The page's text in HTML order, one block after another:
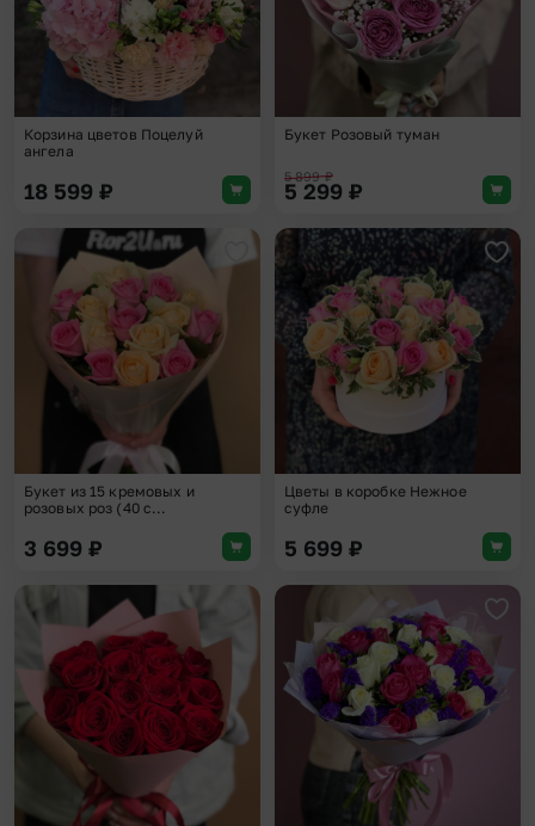
Корзина цветов Поцелуй
ангела
18 599 ₽
Букет Розовый туман
5 899₽
5 299 ₽
Добавить в избранное
Букет из 15 кремовых и
розовых роз (40 с...
3 699 ₽
Цветы в коробке Нежное
суфле
5 699 ₽
Добавить в избранное